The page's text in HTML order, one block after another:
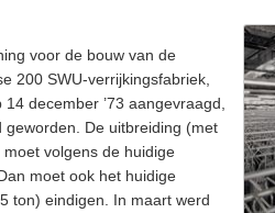
voor de bouw van de
200 SWU-verrijkingsfabriek,
december ’73 aangevraagd,
De uitbreiding (met
volgens de huidige
moet ook het huidige
ton) eindigen. In maart werd